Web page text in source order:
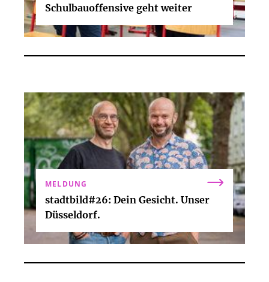
Schulbauoffensive geht weiter
MELDUNG
stadtbild#26: Dein Gesicht. Unser
Düsseldorf.